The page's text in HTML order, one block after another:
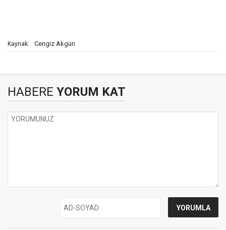
Kaynak: Cengiz Akgün
HABERE YORUM KAT